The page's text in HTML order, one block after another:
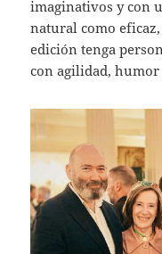
imaginativos y con
natural como
edición tenga
con agilidad,